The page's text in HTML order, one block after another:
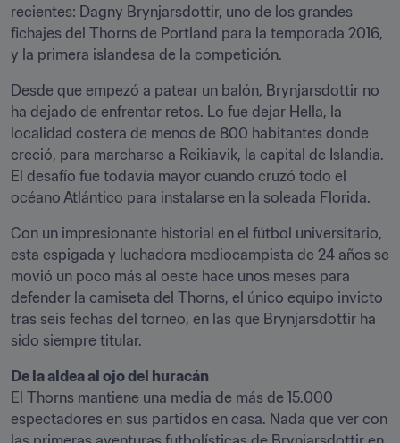
recientes: Dagny Brynjarsdottir, uno de los grandes
fichajes del Thorns de Portland para la temporada 2016,
y la primera islandesa de la competición.
Desde que empezó a patear un balón, Brynjarsdottir no
ha dejado de enfrentar retos. Lo fue dejar Hella, la
localidad costera de menos de 800 habitantes donde
creció, para marcharse a Reikiavik, la capital de Islandia.
El desafío fue todavía mayor cuando cruzó todo el
océano Atlántico para instalarse en la soleada Florida.
Con un impresionante historial en el fútbol universitario,
esta espigada y luchadora mediocampista de 24 años se
movió un poco más al oeste hace unos meses para
defender la camiseta del Thorns, el único equipo invicto
tras seis fechas del torneo, en las que Brynjarsdottir ha
sido siempre titular.
De la aldea al ojo del huracán
El Thorns mantiene una media de más de 15.000
espectadores en sus partidos en casa. Nada que ver con